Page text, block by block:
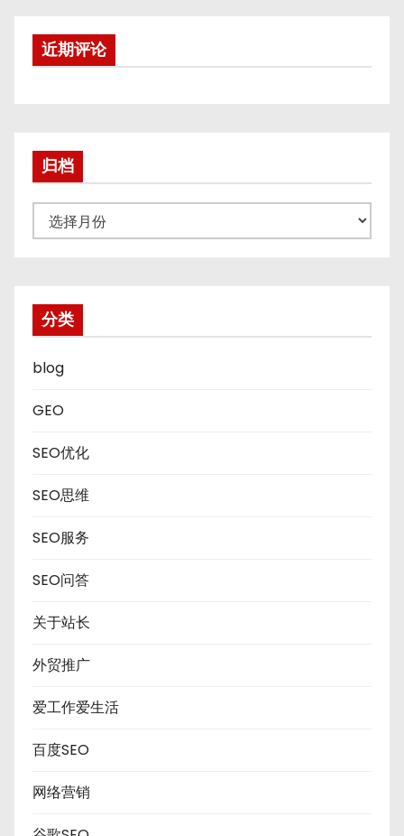
近期评论
归档
档
分类
blog
GEO
SEO优化
SEO思维
SEO服务
SEO问答
关于站长
外贸推广
爱工作爱生活
百度SEO
网络营销